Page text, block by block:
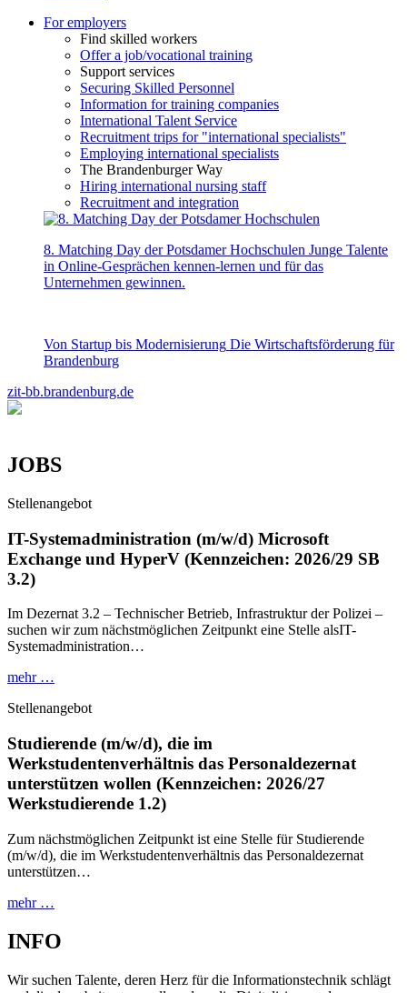
For employers
Find skilled workers
Offer a job/vocational training
Support services
Securing Skilled Personnel
Information for training companies
International Talent Service
Recruitment trips for "international specialists"
Employing international specialists
The Brandenburger Way
Hiring international nursing staff
Recruitment and integration
8. Matching Day der Potsdamer Hochschulen Junge Talente
in Online-Gesprächen kennen-lernen und für das
Unternehmen gewinnen.
Von Startup bis Modernisierung Die Wirtschaftsförderung für
Brandenburg
zit-bb.brandenburg.de
JOBS
Stellenangebot
IT-Systemadministration (m/w/d) Microsoft
Exchange und HyperV (Kennzeichen: 2026/29 SB
3.2)
Im Dezernat 3.2 – Technischer Betrieb, Infrastruktur der Polizei –
suchen wir zum nächstmöglichen Zeitpunkt eine Stelle alsIT-
Systemadministration…
mehr …
Stellenangebot
Studierende (m/w/d), die im
Werkstudentenverhältnis das Personaldezernat
unterstützen wollen (Kennzeichen: 2026/27
Werkstudierende 1.2)
Zum nächstmöglichen Zeitpunkt ist eine Stelle für Studierende
(m/w/d), die im Werkstudentenverhältnis das Personaldezernat
unterstützen…
mehr …
INFO
Wir suchen Talente, deren Herz für die Informationstechnik schlägt